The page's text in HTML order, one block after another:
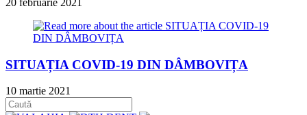
SITUAȚIA COVID-19 DIN DÂMBOVIȚA
10 martie 2021